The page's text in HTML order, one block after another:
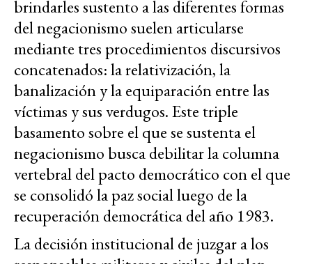
brindarles sustento a las diferentes formas
del negacionismo suelen articularse
mediante tres procedimientos discursivos
concatenados: la relativización, la
banalización y la equiparación entre las
víctimas y sus verdugos. Este triple
basamento sobre el que se sustenta el
negacionismo busca debilitar la columna
vertebral del pacto democrático con el que
se consolidó la paz social luego de la
recuperación democrática del año 1983.
La decisión institucional de juzgar a los